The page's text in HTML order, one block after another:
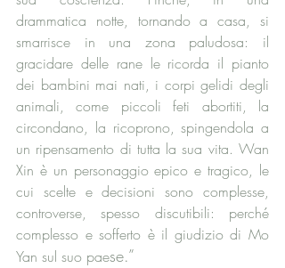
drammatica notte, tornando a casa, si
smarrisce in una zona paludosa: il
gracidare delle rane le ricorda il pianto
dei bambini mai nati, i corpi gelidi degli
animali, come piccoli feti abortiti, la
circondano, la ricoprono, spingendola a
un ripensamento di tutta la sua vita. Wan
Xin è un personaggio epico e tragico, le
cui scelte e decisioni sono complesse,
controverse, spesso discutibili: perché
complesso e sofferto è il giudizio di Mo
Yan sul suo paese.”